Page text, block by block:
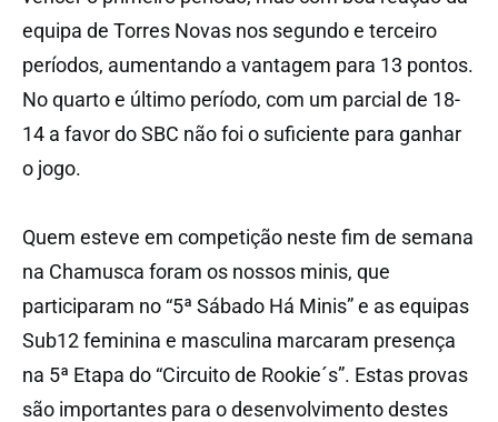
equipa de Torres Novas nos segundo e terceiro
períodos, aumentando a vantagem para 13 pontos.
No quarto e último período, com um parcial de 18-
14 a favor do SBC não foi o suficiente para ganhar
o jogo.
Quem esteve em competição neste fim de semana
na Chamusca foram os nossos minis, que
participaram no “5ª Sábado Há Minis” e as equipas
Sub12 feminina e masculina marcaram presença
na 5ª Etapa do “Circuito de Rookie´s”. Estas provas
são importantes para o desenvolvimento destes